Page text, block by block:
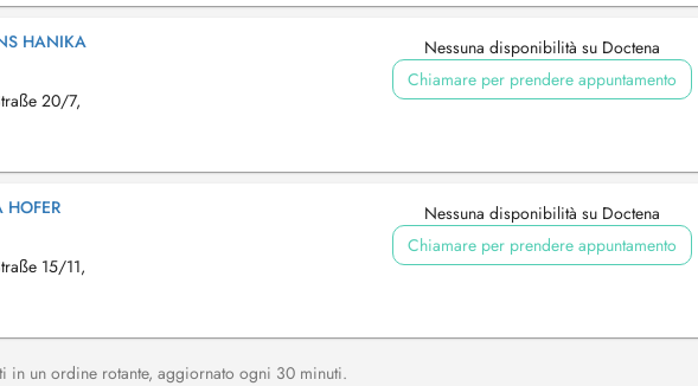
HANIKA
20/7,
Nessuna disponibilità su Doctena
Chiamare per prendere appuntamento
HOFER
15/11,
Nessuna disponibilità su Doctena
Chiamare per prendere appuntamento
in un ordine rotante, aggiornato ogni 30 minuti.